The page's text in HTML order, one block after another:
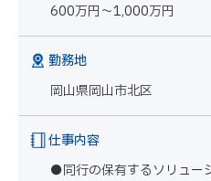
600万円～1,000万円
勤務地
岡山県岡山市北区
仕事内容
●同行の保有するソリュー